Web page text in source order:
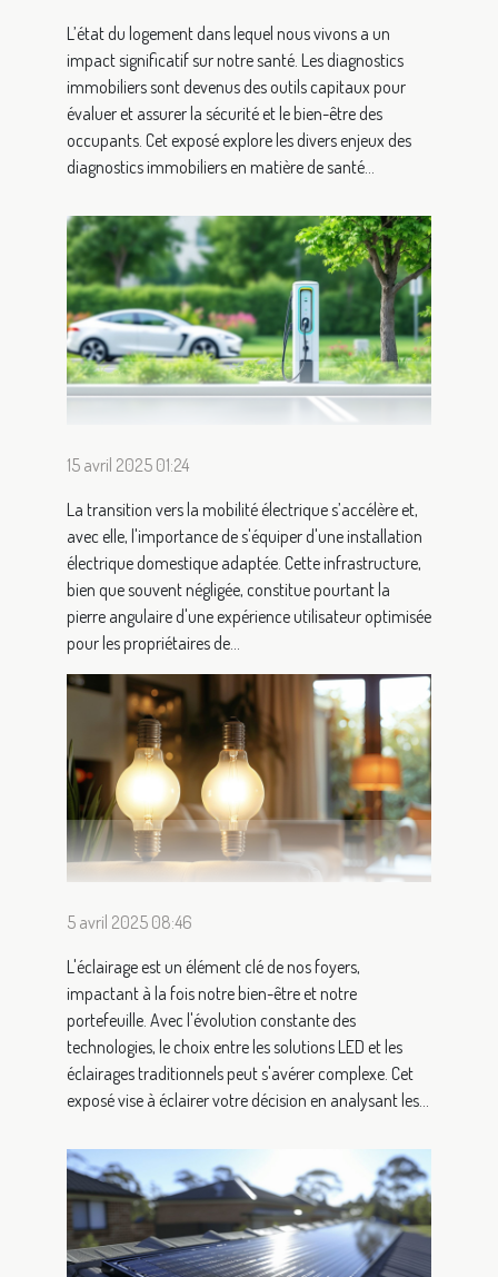
L’état du logement dans lequel nous vivons a un
impact significatif sur notre santé. Les diagnostics
immobiliers sont devenus des outils capitaux pour
évaluer et assurer la sécurité et le bien-être des
occupants. Cet exposé explore les divers enjeux des
diagnostics immobiliers en matière de santé...
15 avril 2025 01:24
La transition vers la mobilité électrique s’accélère et,
avec elle, l'importance de s'équiper d'une installation
électrique domestique adaptée. Cette infrastructure,
bien que souvent négligée, constitue pourtant la
pierre angulaire d'une expérience utilisateur optimisée
pour les propriétaires de...
5 avril 2025 08:46
L'éclairage est un élément clé de nos foyers,
impactant à la fois notre bien-être et notre
portefeuille. Avec l'évolution constante des
technologies, le choix entre les solutions LED et les
éclairages traditionnels peut s'avérer complexe. Cet
exposé vise à éclairer votre décision en analysant les...